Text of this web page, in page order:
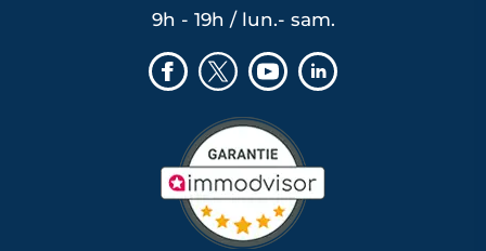
9h - 19h / lun.- sam.